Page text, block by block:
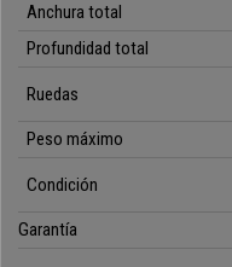
Anchura total
Profundidad total
Ruedas
Peso máximo
Condición
Garantía